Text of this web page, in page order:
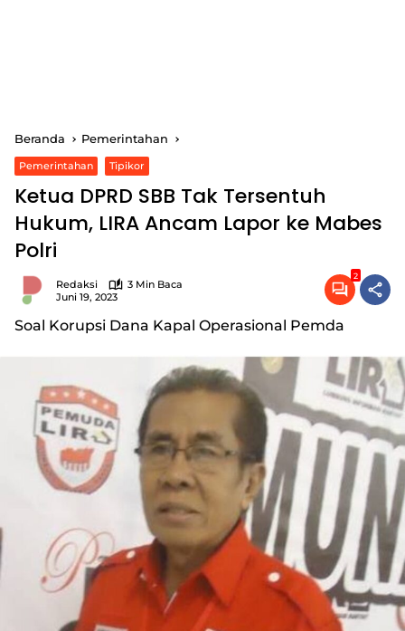
Beranda Pemerintahan
Pemerintahan Tipikor
Ketua DPRD SBB Tak Tersentuh
Hukum, LIRA Ancam Lapor ke Mabes
Polri
Redaksi
3 Min Baca
Juni 19, 2023
2
Soal Korupsi Dana Kapal Operasional Pemda